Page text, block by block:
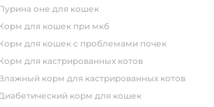
пурина оне для кошек
корм для кошек при мкб
корм для кошек с проблемами почек
Корм для кастрированных котов
влажный корм для кастрированных котов
диабетический корм для кошек